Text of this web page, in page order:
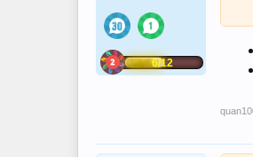
6/12
ko